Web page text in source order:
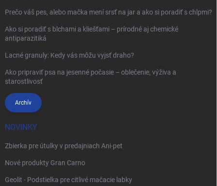
Prečo váš pes, alebo mačka mení srsť na jar a ako si poradiť s chlpmi?
Ako si poradiť s blchami a kliešťami – prírodné aj chemické
antiparazitiká
Lacné granuly: Kedy vás môžu vyjsť draho?
Ako pripraviť psa na jesenné počasie – oblečenie, výživa a
starostlivosť
Archív
NOVINKY
Zbierka pre útulky v predajniach Ani-pet
Nové produkty Gran Carno
Geolit - Podstielka pre citlivé mačacie labky